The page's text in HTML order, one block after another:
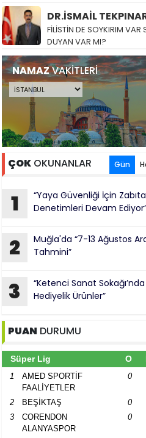
DR.İSMAİL
FİLİSTİN DE SOYKIRIM VAR
DUYAN VAR MI?
NAMAZVAKİTLERİ
ÇOK OKUNANLAR Gün
1
“Yaya Güvenliği İçin Zabıta
Denetimleri Devam
2
Muğla'da “7-13 Ağustos
Tahmini”
3
“Ketenci Sanat
Hediyelik Ürünler”
PUAN DURUMU
Süper Lig O
1
AMED SPORTİF
FAALİYETLER
0
2 BEŞİKTAŞ 0
3
CORENDON
ALANYASPOR
0